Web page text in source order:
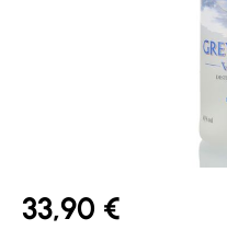
33,90 €